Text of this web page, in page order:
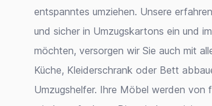
entspanntes umziehen. Unsere
und sicher in Umzugskartons ein und
möchten, versorgen wir Sie auch mit
Küche, Kleiderschrank oder Bett
Umzugshelfer. Ihre Möbel werden von